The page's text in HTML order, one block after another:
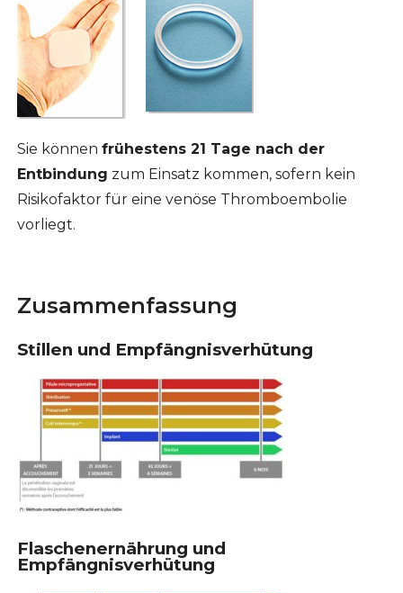
Sie können frühestens 21 Tage nach der
Entbindung zum Einsatz kommen, sofern kein
Risikofaktor für eine venöse Thromboembolie
vorliegt.
Zusammenfassung
Stillen und Empfängnisverhütung
Flaschenernährung und
Empfängnisverhütung